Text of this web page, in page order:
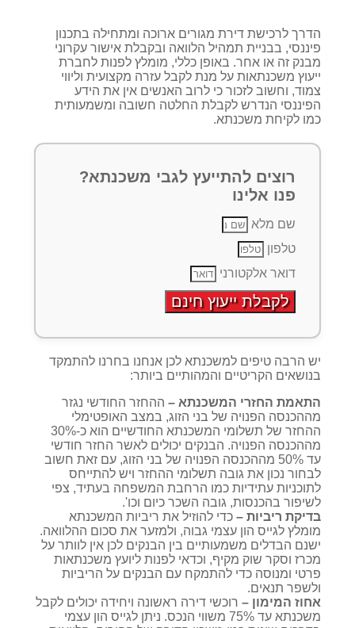
הדרך לרכישת דירת מגורים ארוכה ומתחילה בתכנון
פיננסי, בבניית תמהיל הלוואה ובקבלת אישור עקרוני
מבנק זה או אחר. באופן כללי, מומלץ לפנות לחברת
ייעוץ משכנתאות על מנת לקבל עזרה מקצועית וליווי
צמוד, וחשוב לזכור כי לרוב האנשים אין את הידע
הפיננסי הנדרש לקבלת החלטה חשובה ומשמעותית
כמו לקיחת משכנתא.
רוצים להתייעץ לגבי משכנתא?
פנו אלינו
שם מלא
טלפון
דואר אלקטורני
לקבלת ייעוץ חינם
יש הרבה טיפים למשכנתא לכן אנחנו בחרנו להתמקד
בנושאים הקריטיים והמהותיים ביותר:
התאמת החזרי המשכנתא – ההחזר החודשי נגזר
מההכנסה הפנויה של בני הזוג, במצב האופטימלי
ההחזר של תשלומי המשכנתא החודשיים הוא כ-30%
מההכנסה הפנויה. הבנקים יכולים לאשר החזר חודשי
עד 50% מההכנסה הפנויה של בני הזוג, עם זאת חשוב
לבחור נכון את גובה תשלומי ההחזר ויש להתייחס
לתוכניות עתידיות כמו הרחבת המשפחה בעתיד, צפי
לשיפור בהכנסות, גובה השכר כיום וכו'.
בדיקת ריביות – כדי להוזיל את ריביות המשכנתא
מומלץ לגייס הון עצמי גבוה, ולמזער את סכום ההלוואה.
ישנם הבדלים משמעותיים בין הבנקים לכן אין לוותר על
מכרז וסקר שוק מקיף, וכדאי לפנות ליועץ משכנתאות
פרטי ומנוסה כדי להתמקח עם הבנקים על הריביות
ולשפר תנאים.
אחוז המימון – רוכשי דירה ראשונה ויחידה יכולים לקבל
משכנתא עד 75% משווי הנכס. ניתן לגייס הון עצמי